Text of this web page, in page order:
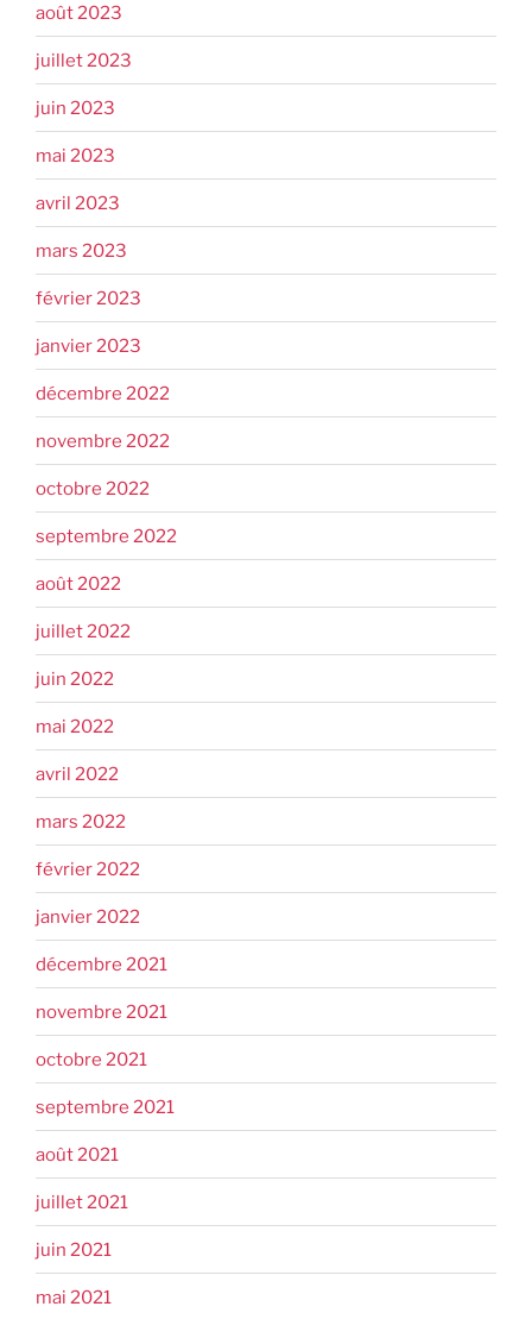
août 2023
juillet 2023
juin 2023
mai 2023
avril 2023
mars 2023
février 2023
janvier 2023
décembre 2022
novembre 2022
octobre 2022
septembre 2022
août 2022
juillet 2022
juin 2022
mai 2022
avril 2022
mars 2022
février 2022
janvier 2022
décembre 2021
novembre 2021
octobre 2021
septembre 2021
août 2021
juillet 2021
juin 2021
mai 2021